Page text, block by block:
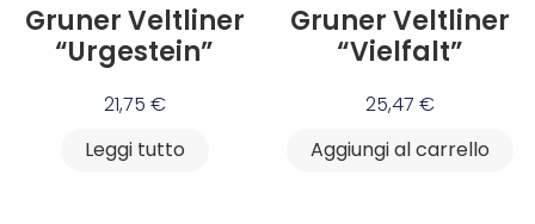
Gruner Veltliner
“Urgestein”
21,75 €
Leggi tutto
Gruner Veltliner
“Vielfalt”
25,47€
Aggiungi al carrello